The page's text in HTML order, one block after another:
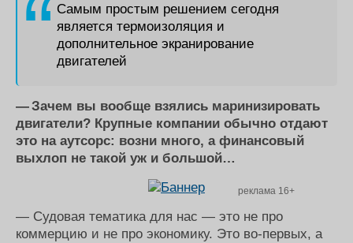
Самым простым решением сегодня
является термоизоляция и
дополнительное экранирование
двигателей
— Зачем вы вообще взялись маринизировать
двигатели? Крупные компании обычно отдают
это на аутсорс: возни много, а финансовый
выхлоп не такой уж и большой…
реклама 16+
— Судовая тематика для нас — это не про
коммерцию и не про экономику. Это во-первых, а